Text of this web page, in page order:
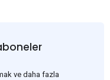
ve daha fazla